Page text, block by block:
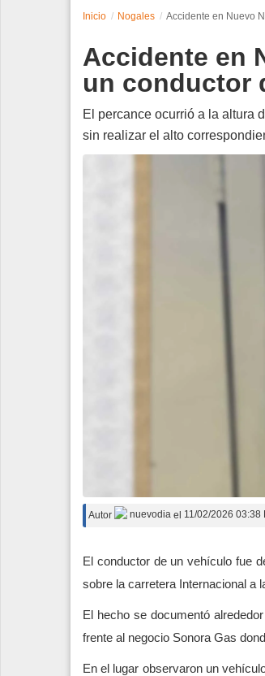
Edición Impresa
Inicio Nogales Accidente en Nuevo
Accidente en
un conductor
El percance ocurrió a la altura
sin realizar el alto
Autor nuevodia el 11/02/2026 03:38
El conductor de un vehículo fue
sobre la carretera Internacional a
El hecho se documentó
frente al negocio Sonora Gas
En el lugar observaron un